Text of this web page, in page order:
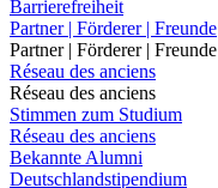
Barrierefreiheit
Partner | Förderer | Freunde
Partner | Förderer | Freunde
Réseau des anciens
Réseau des anciens
Stimmen zum Studium
Réseau des anciens
Bekannte Alumni
Deutschlandstipendium